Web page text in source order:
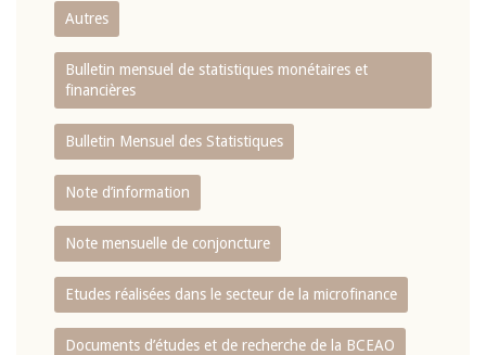
Autres
Bulletin mensuel de statistiques monétaires et
financières
Bulletin Mensuel des Statistiques
Note d’information
Note mensuelle de conjoncture
Etudes réalisées dans le secteur de la microfinance
Documents d’études et de recherche de la BCEAO